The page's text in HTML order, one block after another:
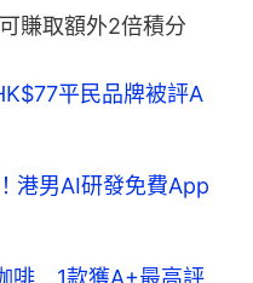
賺取額外2倍積分
平民品牌被評A
港男AI研發免費App
啡 1款獲A+最高評